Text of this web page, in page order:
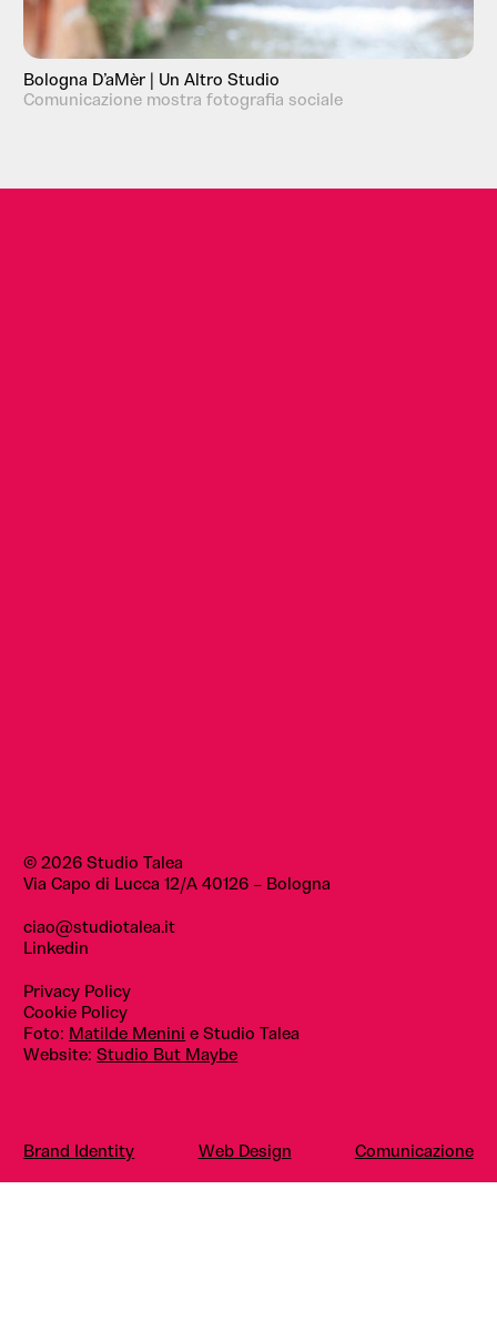
Bologna D’aMèr | Un Altro Studio
Comunicazione mostra fotografia sociale
© 2026 Studio Talea
Via Capo di Lucca 12/A40126 – Bologna
ciao@studiotalea.it
Linkedin
Privacy Policy
Cookie Policy
Foto: Matilde Menini e Studio Talea
Website:Studio But Maybe
Brand Identity Web Design Comunicazione